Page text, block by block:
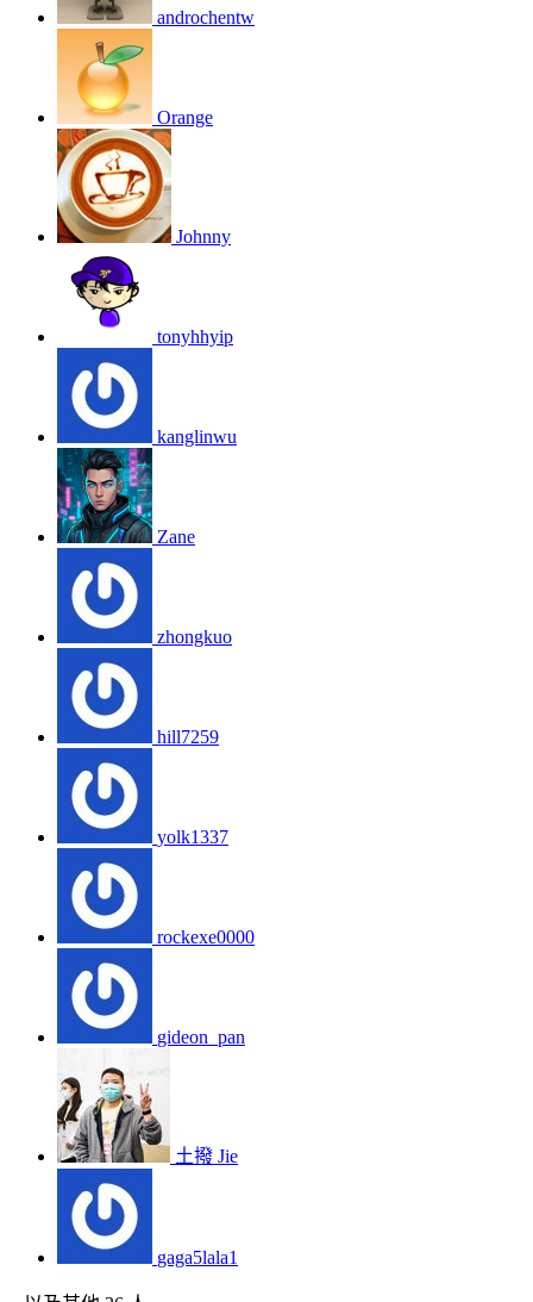
androchentw
Orange
Johnny
tonyhhyip
kanglinwu
Zane
zhongkuo
hill7259
yolk1337
rockexe0000
gideon_pan
土撥 Jie
gaga5lala1